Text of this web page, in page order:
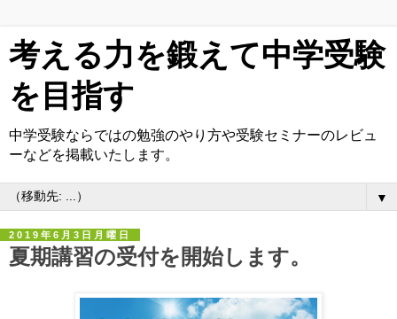
考える力を鍛えて中学受験
を目指す
中学受験ならではの勉強のやり方や受験セミナーのレビュ
ーなどを掲載いたします。
▼
2019年6月3日月曜日
夏期講習の受付を開始します。